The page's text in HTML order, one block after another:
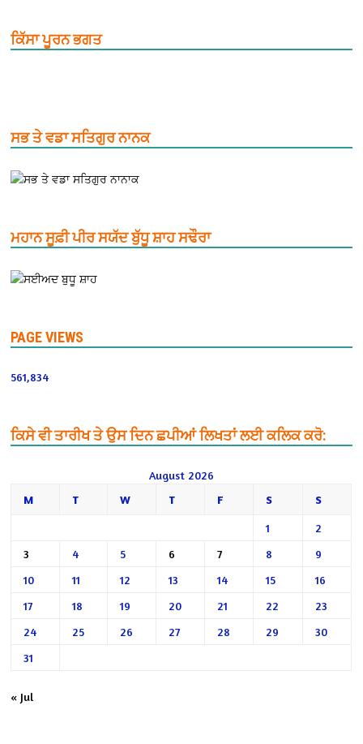
ਕਿੱਸਾ ਪੂਰਨ ਭਗਤ
ਸਭ ਤੇ ਵਡਾ ਸਤਿਗੁਰ ਨਾਨਕ
ਮਹਾਨ ਸੂਫ਼ੀ ਪੀਰ ਸਯੱਦ ਬੁੱਧੂ ਸ਼ਾਹ ਸਢੌਰਾ
PAGE VIEWS
561,834
ਕਿਸੇ ਵੀ ਤਾਰੀਖ ਤੇ ਉਸ ਦਿਨ ਛਪੀਆਂ ਲਿਖਤਾਂ ਲਈ ਕਲਿਕ ਕਰੋ:
August 2026
M
T W T F S S
1
2
3
4 5 6 7 8
9
10
11 12 13 14 15
16
17
18 19 20 21 22
23
24
25 26 27 28 29
30
31
« Jul